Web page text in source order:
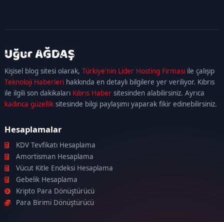
Kişisel blog sitesi olarak,Türkiye'nin Lider Hosting Firması ile çalışıp
Teknoloji Haberleri hakkında en detaylı bilgilere yer veriliyor. Kıbrıs
ile ilgili son dakikaları Kıbrıs Haber sitesinden alabilirsiniz. Ayrıca
kadınca güzellik sitesinde bilgi paylaşımı yaparak fikir edinebilirsiniz.
kadıköy
escortmaltepe
escortataşehir
escortümraniye
escort
Hesaplamalar
KDV Tevfikatı Hesaplama
Amortisman Hesaplama
Vücut Kitle Endeksi Hesaplama
Gebelik Hesaplama
Kripto Para Dönüştürücü
Para Birimi Dönüştürücü